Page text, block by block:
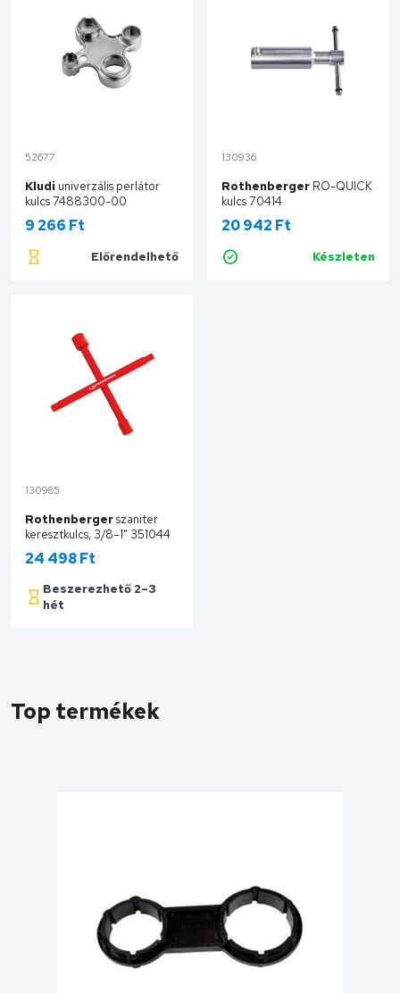
52677
Kludi univerzális perlátor
kulcs 7488300-00
9 266 Ft
Előrendelhető
Kosárba
130936
Rothenberger RO-QUICK
kulcs 70414
20 942 Ft
Készleten
Kosárba
130985
Rothenbergerszaniter
keresztkulcs, 3/8–1" 351044
24 498 Ft
Beszerezhető 2–3
hét
Top termékek